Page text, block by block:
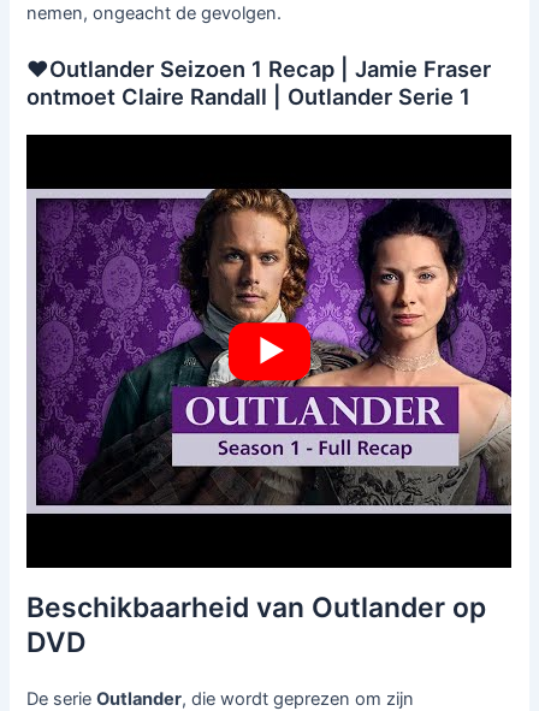
nemen, ongeacht de gevolgen.
❤️Outlander Seizoen 1 Recap | Jamie Fraser
ontmoet Claire Randall | Outlander Serie 1
Beschikbaarheid van Outlander op
DVD
De serieOutlander, die wordt geprezen om zijn